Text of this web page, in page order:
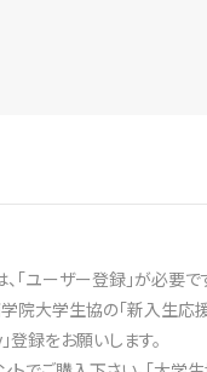
「ユーザー登録」が必要で
大学生協の「新入生応
登録をお願いします。